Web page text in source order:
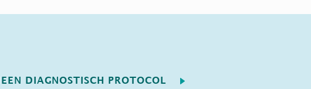
DIAGNOSTISCH PROTOCOL